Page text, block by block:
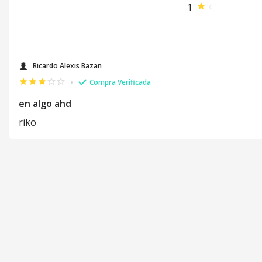
1
Ricardo Alexis Bazan
• Compra Verificada
en algo ahd
riko